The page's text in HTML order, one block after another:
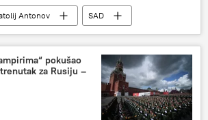
Antonov
SAD
pokušao
za Rusiju –